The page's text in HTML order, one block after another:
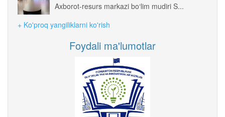
Axborot-resurs markazi bo‘lim mudiri S...
+ Ko'proq yangiliklarni ko'rish
Foydali ma'lumotlar